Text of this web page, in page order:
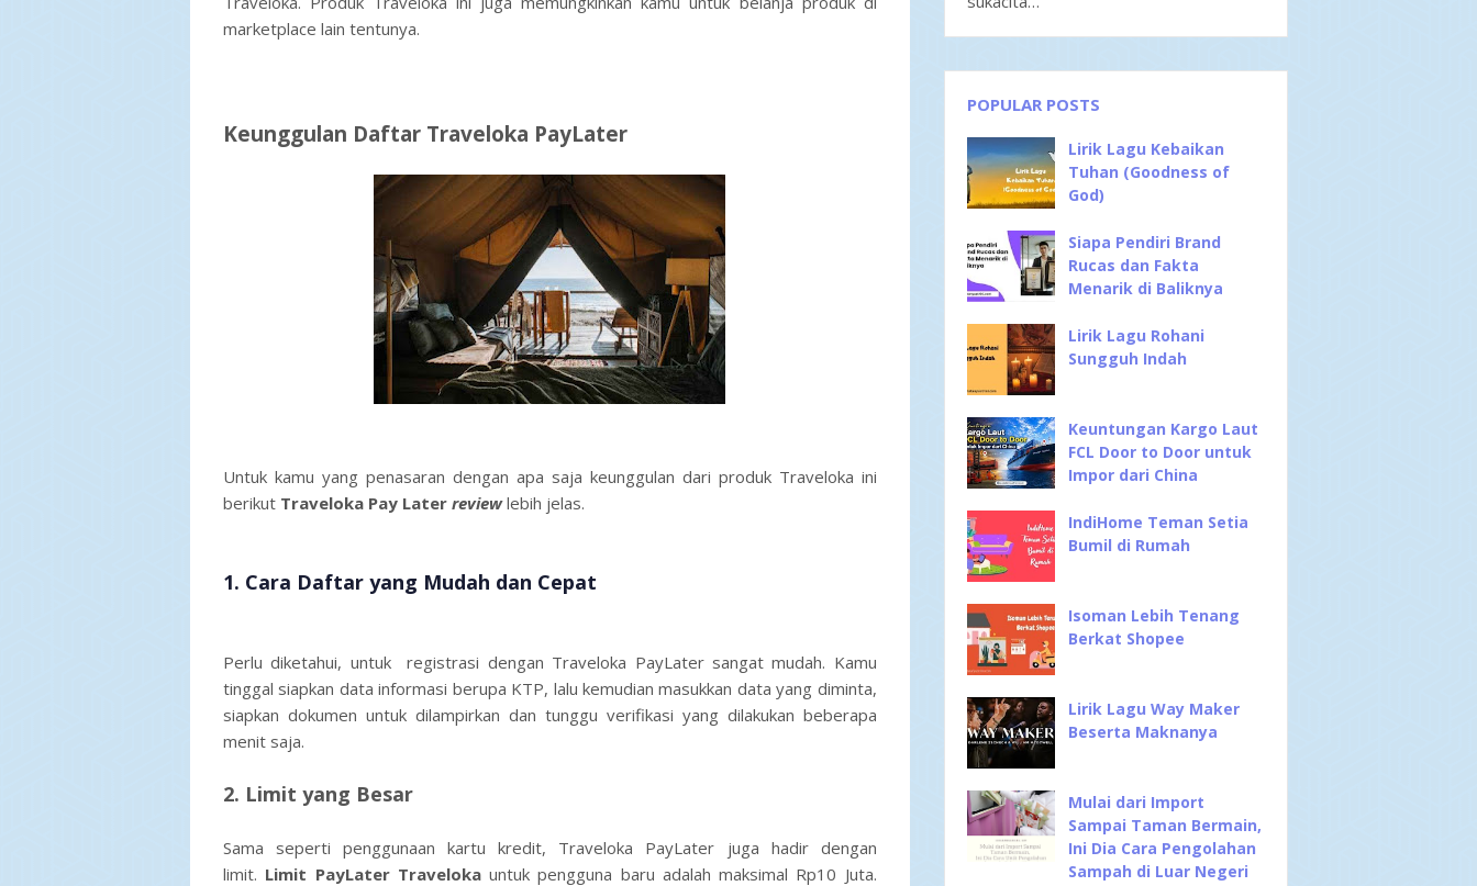
marketplace lain tentunya.
Keunggulan Daftar Traveloka PayLater
Untuk kamu yang penasaran dengan apa saja keunggulan dari produk Traveloka ini
berikut Traveloka Pay Later reviewlebih jelas.
1. Cara Daftar yang Mudah dan Cepat
Perlu diketahui, untuk registrasi dengan Traveloka PayLater sangat mudah. Kamu
tinggal siapkan data informasi berupa KTP, lalu kemudian masukkan data yang diminta,
siapkan dokumen untuk dilampirkan dan tunggu verifikasi yang dilakukan beberapa
menit saja.
2. Limit yang Besar
Sama seperti penggunaan kartu kredit, Traveloka PayLater juga hadir dengan
limit. Limit PayLater Travelokauntuk pengguna baru adalah maksimal Rp10 Juta.
POPULAR POSTS
Lirik Lagu Kebaikan
Tuhan (Goodness of
God)
Siapa Pendiri Brand
Rucas dan Fakta
Menarik di Baliknya
Lirik Lagu Rohani
Sungguh Indah
Keuntungan Kargo Laut
FCL Door to Door untuk
Impor dari China
IndiHome Teman Setia
Bumil di Rumah
Isoman Lebih Tenang
Berkat Shopee
Lirik Lagu Way Maker
Beserta Maknanya
Mulai dari Import
Sampai Taman Bermain,
Ini Dia Cara Pengolahan
Sampah di Luar Negeri